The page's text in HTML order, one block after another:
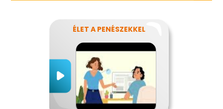
ÉLET A PENÉSZEKKEL